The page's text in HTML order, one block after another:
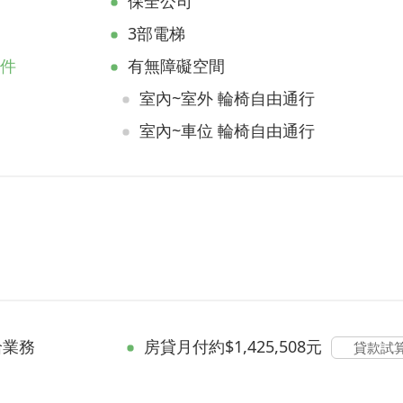
3部電梯
有無障礙空間
室內~室外 輪椅自由通行
室內~車位 輪椅自由通行
務 房貸 月付約$1,425,508元 貸款試